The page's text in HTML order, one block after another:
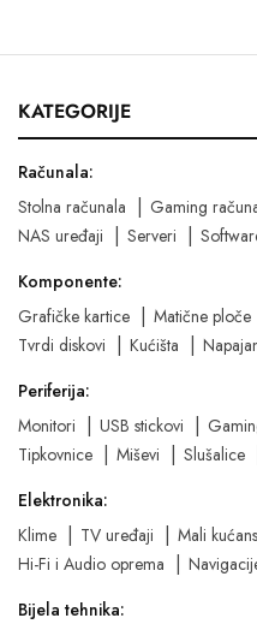
KATEGORIJE
Računala:
Stolna računala
Gaming
NAS uređaji
Serveri
Komponente:
Grafičke kartice
Matične ploče
Tvrdi diskovi
Kućišta
Periferija:
Monitori
USB stickovi
Tipkovnice
Miševi Slušalice
Elektronika:
Klime
TV uređaji Mali
Hi-Fi i Audio oprema
Bijela tehnika: